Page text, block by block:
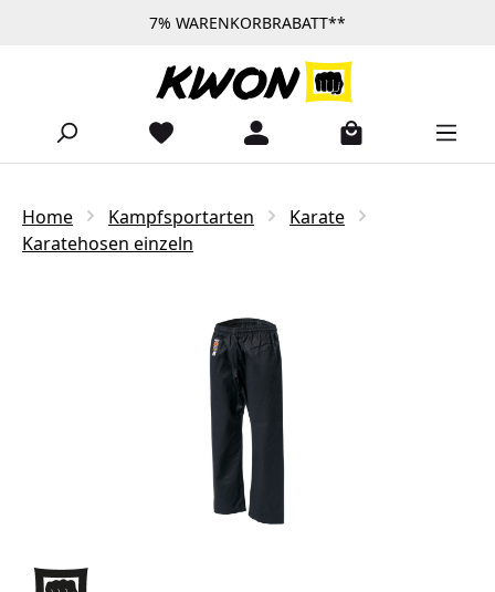
Zum Hauptinhalt springen7% WARENKORBRABATT**
Home Kampfsportarten
Karate
Karatehosen einzeln